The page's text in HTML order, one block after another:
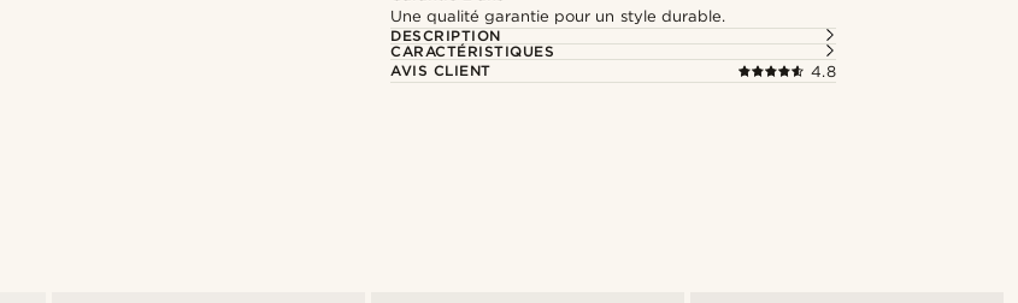
Une qualité garantie pour un style durable.
DESCRIPTION
CARACTÉRISTIQUES
AVIS CLIENT
4.8